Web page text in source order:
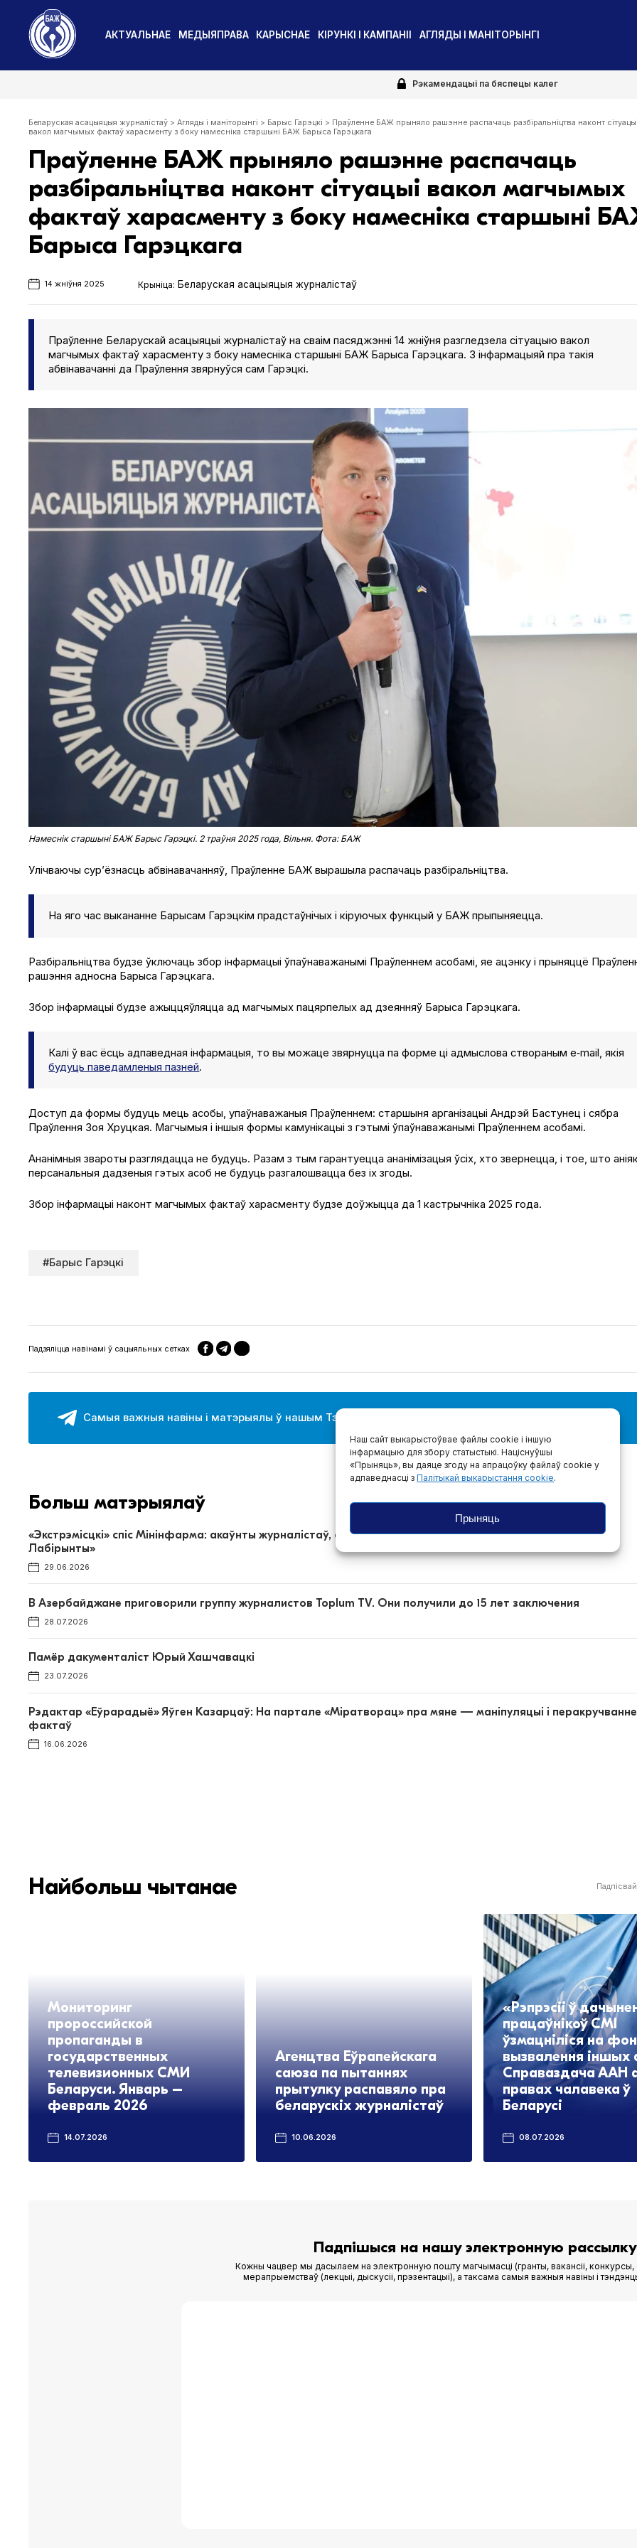
Наш сайт выкарыстоўвае файлы cookie і іншую
інфармацыю для збору статыстыкі. Націснуўшы
«Прыняць», вы даяце згоду на апрацоўку файлаў cookie у
адпаведнасці з Палітыкай выкарыстання cookie.
Прыняць
АКТУАЛЬНАЕ МЕДЫЯПРАВА КАРЫСНАЕ КІРУНКІ І КАМПАНІІ АГЛЯДЫ І МАНІТОРЫНГІ
Рэкамендацыі па бяспецы калег
Беларуская асацыяцыя журналістаў >Агляды і маніторынгі > Барыс Гарэцкі > Праўленне БАЖ прыняло рашэнне распачаць разбіральніцтва наконт сітуацыі
вакол магчымых фактаў харасменту з боку намесніка старшыні БАЖ Барыса Гарэцкага
Праўленне БАЖ прыняло рашэнне распачаць
разбіральніцтва наконт сітуацыі вакол магчымых
фактаў харасменту з боку намесніка старшыні
Барыса Гарэцкага
14 жніўня 2025 Крыніца: Беларуская асацыяцыя журналістаў
Праўленне Беларускай асацыяцыі журналістаў на сваім пасяджэнні 14 жніўня разгледзела сітуацыю вакол
магчымых фактаў харасменту з боку намесніка старшыні БАЖ Барыса Гарэцкага. З інфармацыяй пра такія
абвінавачанні да Праўлення звярнуўся сам Гарэцкі.
Намеснік старшыні БАЖ Барыс Гарэцкі. 2 траўня 2025 года, Вільня. Фота: БАЖ
Улічваючы сур’ёзнасць абвінавачанняў, Праўленне БАЖ вырашыла распачаць разбіральніцтва.
На яго час выкананне Барысам Гарэцкім прадстаўнічых і кіруючых функцый у БАЖ прыпыняецца.
Разбіральніцтва будзе ўключаць збор інфармацыі ўпаўнаважанымі Праўленнем асобамі, яе ацэнку і прыняццё
рашэння адносна Барыса Гарэцкага.
Збор інфармацыі будзе ажыццяўляцца ад магчымых пацярпелых ад дзеянняў Барыса Гарэцкага.
Калі ў вас ёсць адпаведная інфармацыя, то вы можаце звярнуцца па форме ці адмыслова створаным e‑mail, якія
будуць паведамленыя пазней.
Доступ да формы будуць мець асобы, упаўнаважаныя Праўленнем: старшыня арганізацыі Андрэй Бастунец і сябра
Праўлення Зоя Хруцкая. Магчымыя і іншыя формы камунікацыі з гэтымі ўпаўнаважанымі Праўленнем асобамі.
Ананімныя звароты разглядацца не будуць. Разам з тым гарантуецца ананімізацыя ўсіх, хто звернецца, і тое, што
персанальныя дадзеныя гэтых асоб не будуць разгалошвацца без іх згоды.
Збор інфармацыі наконт магчымых фактаў харасменту будзе доўжыцца да 1 кастрычніка 2025 года.
#Барыс Гарэцкі
Падзяліцца навінамі ў сацыяльных сетках
Самыя важныя навіны і матэрыялы ў нашым Тэлеграм-канале — падпісвайцеся!
Больш матэрыялаў
«Экстрэмісцкі» спіс Мінінфарма: акаўнты журналістаў, стыкерпакі медыяпраектаў, Instagram «Полацкiя
Лабiрынты»
29.06.2026
В Азербайджане приговорили группу журналистов Toplum TV. Они получили до 15 лет заключения
28.07.2026
Памёр дакументаліст Юрый Хашчавацкі
23.07.2026
Рэдактар «Еўрарадыё» Яўген Казарцаў: На партале «Міратворац» пра мяне — маніпуляцыі і перакручванне
фактаў
16.06.2026
Найбольш чытанае
Мониторинг
пророссийской
пропаганды в
государственных
телевизионных СМИ
Беларуси. Январь –
февраль 2026
14.07.2026
Агенцтва Еўрапейскага
саюза па пытаннях
прытулку распавяло пра
беларускіх журналістаў
10.06.2026
«Рэпрэсіі ў
працаўнікоў СМІ
ўзмацніліся на
вызвалення іншых
Справаздача ААН
правах чалавека ў
Беларусі
08.07.2026
Падпішыся на нашу электронную
Кожны чацвер мы дасылаем на электронную пошту магчымасці (гранты, вакансіі, конкурсы,
мерапрыемстваў (лекцыі, дыскусіі, прэзентацыі), а таксама самыя важныя навіны і